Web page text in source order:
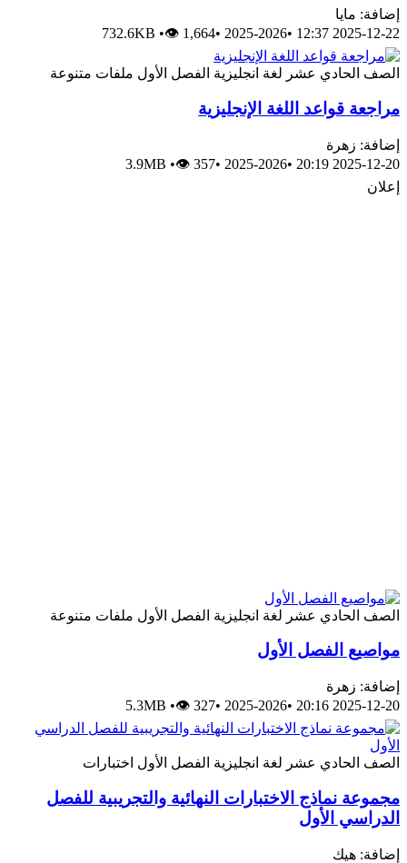
2025-
•
2025-2026
•
732.6KB •👁 1,664
عشر لغة انجليزية الفصل الأول ملفات متنوعة
قواعد اللغة الإنجليزية
زهرة
2025-
•
2025-2026
•
3.9MB • 👁 357
عشر لغة انجليزية الفصل الأول ملفات متنوعة
الفصل الأول
زهرة
2025-
•
2025-2026
•
5.3MB • 👁 327
عشر لغة انجليزية الفصل الأول اختبارات
نماذج الاختبارات النهائية والتجريبية للفصل
الأول
هيك